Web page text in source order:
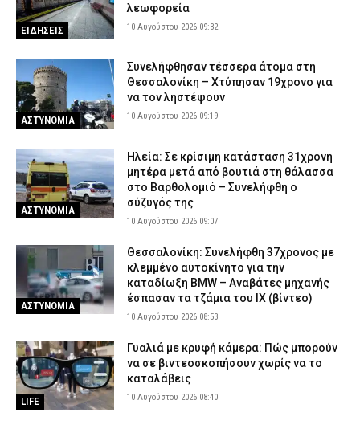
ΕΙΔΗΣΕΙΣ
λεωφορεία
10 Αυγούστου 2026 09:32
ΑΣΤΥΝΟΜΙΑ
Συνελήφθησαν τέσσερα άτομα στη
Θεσσαλονίκη – Χτύπησαν 19χρονο για
να τον ληστέψουν
10 Αυγούστου 2026 09:19
ΑΣΤΥΝΟΜΙΑ
Ηλεία: Σε κρίσιμη κατάσταση 31χρονη
μητέρα μετά από βουτιά στη θάλασσα
στο Βαρθολομιό – Συνελήφθη ο
σύζυγός της
10 Αυγούστου 2026 09:07
ΑΣΤΥΝΟΜΙΑ
Θεσσαλονίκη: Συνελήφθη 37χρονος με
κλεμμένο αυτοκίνητο για την
καταδίωξη BMW – Αναβάτες μηχανής
έσπασαν τα τζάμια του ΙΧ (βίντεο)
10 Αυγούστου 2026 08:53
LIFE
Γυαλιά με κρυφή κάμερα: Πώς μπορούν
να σε βιντεοσκοπήσουν χωρίς να το
καταλάβεις
10 Αυγούστου 2026 08:40